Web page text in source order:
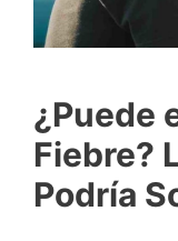
¿Puede
Fiebre?
Podría